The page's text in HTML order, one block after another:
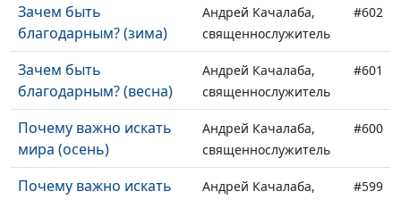
Зачем быть
благодарным? (зима)
Андрей Качалаба,
священнослужитель
#602
Зачем быть
благодарным? (весна)
Андрей Качалаба,
священнослужитель
#601
Почему важно искать
мира (осень)
Андрей Качалаба,
священнослужитель
#600
Почему важно искать
Андрей Качалаба,
#599